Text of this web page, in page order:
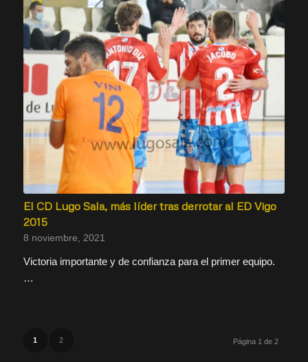
El CD Lugo Sala, más líder tras derrotar al ED Vigo
2015
8 noviembre, 2021
Victoria importante y de confianza para el primer equipo.
…
Página 1 de 2
1 2